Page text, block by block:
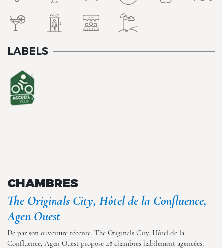
LABELS
CHAMBRES
The Originals City, Hôtel de la Confluence,
Agen Ouest
De par son ouverture récente, The Originals City, Hôtel de la
Confluence, Agen Ouest propose 48 chambres habilement agencées,
GENERAL (20)
The Originals City, Hôtel de la
Confluence, Agen Ouest